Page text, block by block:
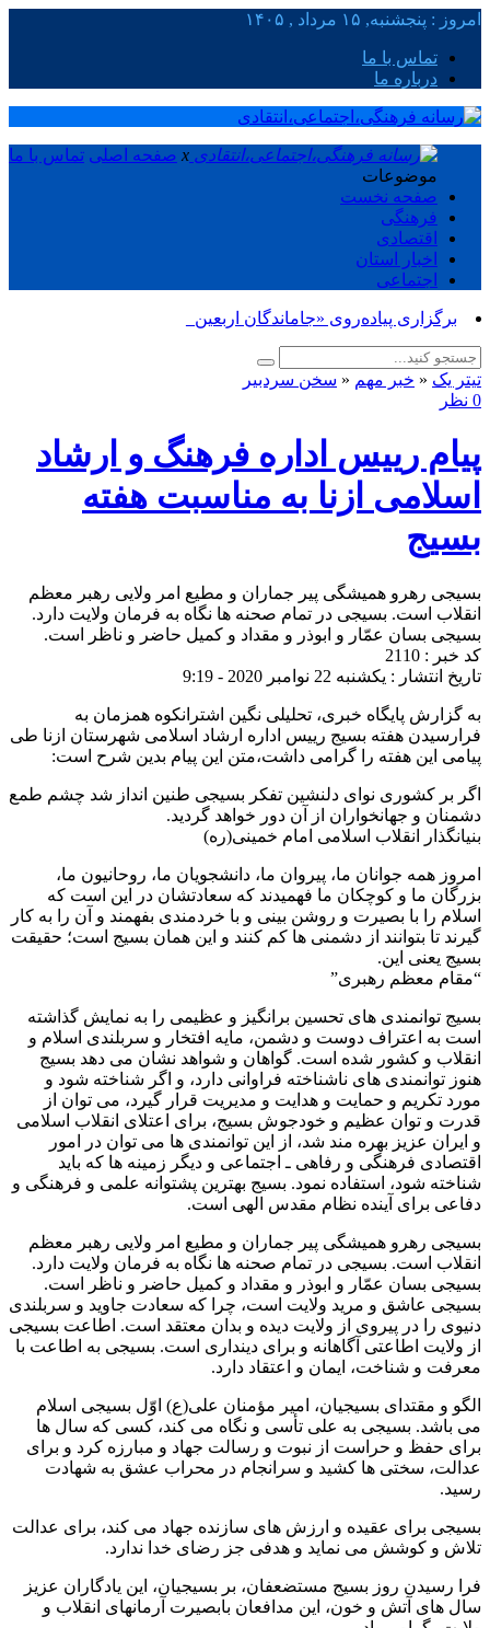
امروز : پنجشنبه, ۱۵ مرداد , ۱۴۰۵
تماس با ما
درباره ما
x صفحه اصلی تماس با ما
موضوعات
صفحه نخست
فرهنگی
اقتصادی
اخبار استان
اجتماعی
برگزاری پیاده‌روی «جاماندگان اربعین حسینی»_
تیتر یک « خبر مهم « سخن سردبیر
0 نظر
پیام رییس اداره فرهنگ و ارشاد
اسلامی ازنا به مناسبت هفته
بسیج
بسیجی رهرو همیشگی پیر جماران و مطیع امر ولایی رهبر معظم
انقلاب است. بسیجی در تمام صحنه ها نگاه به فرمان ولایت دارد.
بسیجی بسان عمّار و ابوذر و مقداد و کمیل حاضر و ناظر است.
کد خبر : 2110
تاریخ انتشار : یکشنبه 22 نوامبر 2020 - 9:19
به گزارش پایگاه خبری، تحلیلی نگین اشترانکوه همزمان به
فرارسیدن هفته بسیج رییس اداره ارشاد اسلامی شهرستان ازنا طی
پیامی این هفته را گرامی داشت،متن این پیام بدین شرح است:
اگر بر کشوری نوای دلنشین تفکر بسیجی طنین انداز شد چشم طمع
دشمنان و جهانخواران از آن دور خواهد گردید.
بنیانگذار انقلاب اسلامی امام خمینی(ره)
امروز همه جوانان ما، پیروان ما، دانشجویان ما، روحانیون ما،
بزرگان ما و کوچکان ما فهمیدند که سعادتشان در این است که
اسلام را با بصیرت و روشن بینی و با خردمندی بفهمند و آن را به کار
گیرند تا بتوانند از دشمنی ها کم کنند و این همان بسیج است؛ حقیقت
بسیج یعنی این.
“مقام معظم رهبری”
بسیج توانمندی های تحسین برانگیز و عظیمی را به نمایش گذاشته
است به اعتراف دوست و دشمن، مایه افتخار و سربلندی اسلام و
انقلاب و کشور شده است. گواهان و شواهد نشان می دهد بسیج
هنوز توانمندی های ناشناخته فراوانی دارد، و اگر شناخته شود و
مورد تکریم و حمایت و هدایت و مدیریت قرار گیرد، می توان از
قدرت و توان عظیم و خودجوش بسیج، برای اعتلای انقلاب اسلامی
و ایران عزیز بهره مند شد، از این توانمندی ها می توان در امور
اقتصادی فرهنگی و رفاهی ـ اجتماعی و دیگر زمینه ها که باید
شناخته شود، استفاده نمود. بسیج بهترین پشتوانه علمی و فرهنگی و
دفاعی برای آینده نظام مقدس الهی است.
بسیجی رهرو همیشگی پیر جماران و مطیع امر ولایی رهبر معظم
انقلاب است. بسیجی در تمام صحنه ها نگاه به فرمان ولایت دارد.
بسیجی بسان عمّار و ابوذر و مقداد و کمیل حاضر و ناظر است.
بسیجی عاشق و مرید ولایت است، چرا که سعادت جاوید و سربلندی
دنیوی را در پیروی از ولایت دیده و بدان معتقد است. اطاعت بسیجی
از ولایت اطاعتی آگاهانه و برای دینداری است. بسیجی به اطاعت با
معرفت و شناخت، ایمان و اعتقاد دارد.
الگو و مقتدای بسیجیان، امیر مؤمنان علی(ع) اوّل بسیجی اسلام
می باشد. بسیجی به علی تأسی و نگاه می کند، کسی که سال ها
برای حفظ و حراست از نبوت و رسالت جهاد و مبارزه کرد و برای
عدالت، سختی ها کشید و سرانجام در محراب عشق به شهادت
رسید.
بسیجی برای عقیده و ارزش های سازنده جهاد می کند، برای عدالت
تلاش و کوشش می نماید و هدفی جز رضای خدا ندارد.
فرا رسیدن روز بسیج مستضعفان، بر بسیجیان، این یادگاران عزیز
سال های آتش و خون، این مدافعان بابصیرت آرمانهای انقلاب و